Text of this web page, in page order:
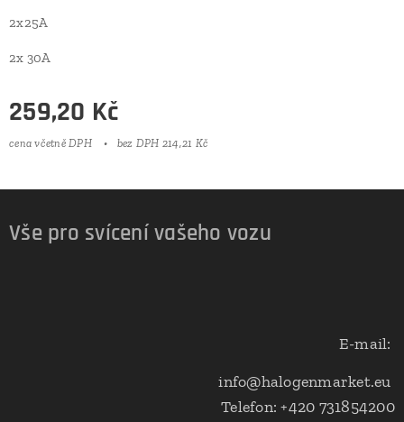
2x25A
2x 30A
259,20 Kč
cena včetně DPH bez DPH 214,21 Kč
Vše pro svícení vašeho vozu
E-mail:
info@halogenmarket.eu
Telefon: +420 731854200